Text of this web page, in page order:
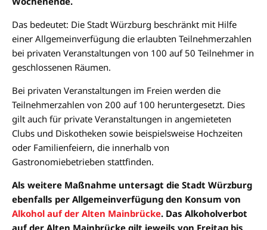
Das bedeutet: Die Stadt Würzburg beschränkt mit Hilfe
einer Allgemeinverfügung die erlaubten Teilnehmerzahlen
bei privaten Veranstaltungen von 100 auf 50 Teilnehmer in
geschlossenen Räumen.
Bei privaten Veranstaltungen im Freien werden die
Teilnehmerzahlen von 200 auf 100 heruntergesetzt. Dies
gilt auch für private Veranstaltungen in angemieteten
Clubs und Diskotheken sowie beispielsweise Hochzeiten
oder Familienfeiern, die innerhalb von
Gastronomiebetrieben stattfinden.
Als weitere Maßnahme untersagt die Stadt Würzburg
ebenfalls per Allgemeinverfügung den Konsum von
Alkohol auf der Alten Mainbrücke. Das Alkoholverbot